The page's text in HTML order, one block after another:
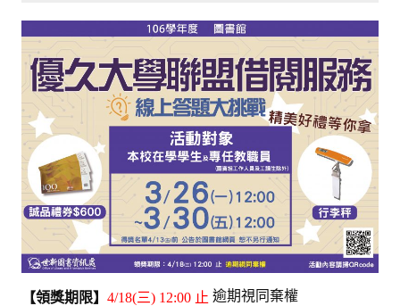
【領獎期限】 4/18(三) 12:00 止 逾期視同棄權